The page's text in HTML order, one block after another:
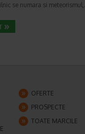
se numara si
OFERTE
PROSPECTE
TOATE MARCILE